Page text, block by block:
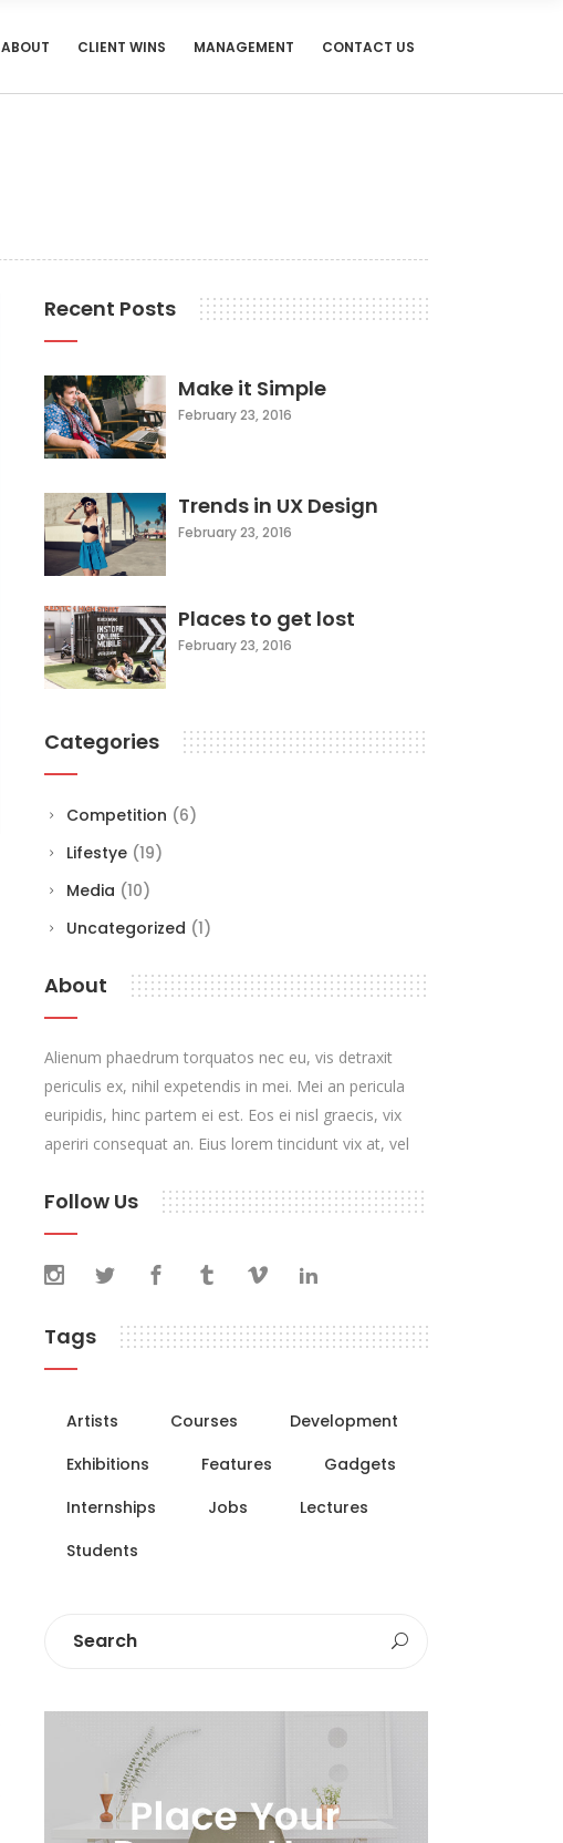
ABOUT CLIENT WINS MANAGEMENT CONTACT US
Recent Posts
Make it Simple
February 23, 2016
Trends in UX Design
February 23, 2016
Places to get lost
February 23, 2016
Categories
Competition (6)
Lifestye (19)
Media (10)
Uncategorized (1)
About
Alienum phaedrum torquatos nec eu, vis detraxit
periculis ex, nihil expetendis in mei. Mei an pericula
euripidis, hinc partem ei est. Eos ei nisl graecis, vix
aperiri consequat an. Eius lorem tincidunt vix at, vel
Follow Us
Tags
Artists Courses
Development
Exhibitions
Features
Gadgets
Internships
Jobs
Lectures
Students